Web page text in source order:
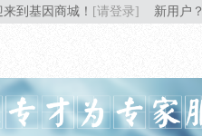
到基因商城！ [请登录] 新用户？